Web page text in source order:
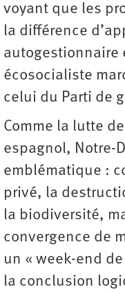
voyant que les
la différence
autogestionnaire
écosocialiste
celui du Parti de
Comme la lutte
espagnol, Notre-
emblématique :
privé, la
la biodiversité,
convergence de
un « week-end
la conclusion